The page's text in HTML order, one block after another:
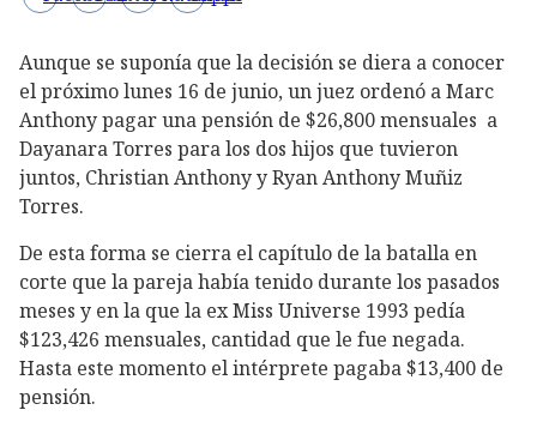
Aunque se suponía que la decisión se diera a conocer
el próximo lunes 16 de junio, un juez ordenó a Marc
Anthony pagar una pensión de $26,800 mensuales a
Dayanara Torres para los dos hijos que tuvieron
juntos, Christian Anthony y Ryan Anthony Muñiz
Torres.
De esta forma se cierra el capítulo de la batalla en
corte que la pareja había tenido durante los pasados
meses y en la que la ex Miss Universe 1993 pedía
$123,426 mensuales, cantidad que le fue negada.
Hasta este momento el intérprete pagaba $13,400 de
pensión.